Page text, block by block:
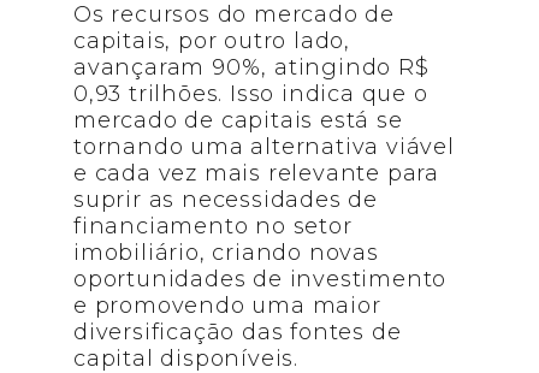
Os recursos do mercado de
capitais, por outro lado,
avançaram 90%, atingindo R$
0,93 trilhões. Isso indica que o
mercado de capitais está se
tornando uma alternativa viável
e cada vez mais relevante para
suprir as necessidades de
financiamento no setor
imobiliário, criando novas
oportunidades de investimento
e promovendo uma maior
diversificação das fontes de
capital disponíveis.